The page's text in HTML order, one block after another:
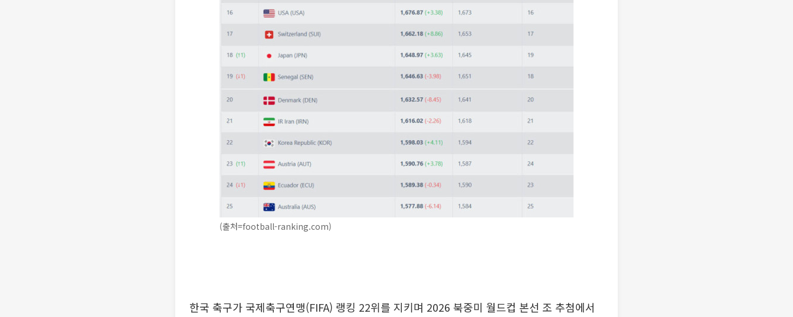
(출처=football-ranking.com)
한국 축구가 국제축구연맹(FIFA) 랭킹 22위를 지키며 2026 북중미 월드컵 본선 조 추첨에서